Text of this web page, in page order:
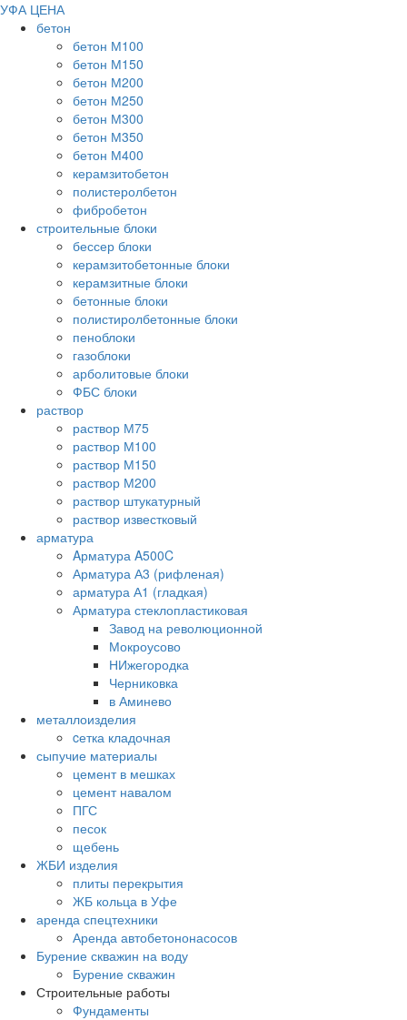
УФА ЦЕНА
бетон
бетон М100
бетон М150
бетон М200
бетон М250
бетон М300
бетон М350
бетон М400
керамзитобетон
полистеролбетон
фибробетон
строительные блоки
бессер блоки
керамзитобетонные блоки
керамзитные блоки
бетонные блоки
полистиролбетонные блоки
пеноблоки
газоблоки
арболитовые блоки
ФБС блоки
раствор
раствор М75
раствор М100
раствор М150
раствор М200
раствор штукатурный
раствор известковый
арматура
Aрматура A500C
Арматура А3 (рифленая)
арматура А1 (гладкая)
Арматура стеклопластиковая
Завод на революционной
Мокроусово
НИжегородка
Черниковка
в Аминево
металлоизделия
cетка кладочная
сыпучие материалы
цемент в мешках
цемент навалом
ПГС
песок
щебень
ЖБИ изделия
плиты перекрытия
ЖБ кольца в Уфе
аренда спецтехники
Аренда автобетононасосов
Бурение скважин на воду
Бурение скважин
Строительные работы
Фундаменты